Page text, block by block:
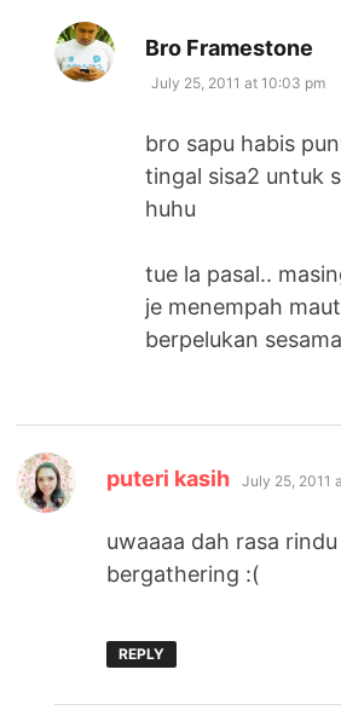
Bro Framestone
July 25, 2011 at 10:03 pm
bro sapu habis
tingal sisa2 untuk
huhu
tue la pasal..
je menempah
berpelukan sesama
puteri kasih says:
July 25, 2011
uwaaaa dah rasa
bergathering :(
REPLY